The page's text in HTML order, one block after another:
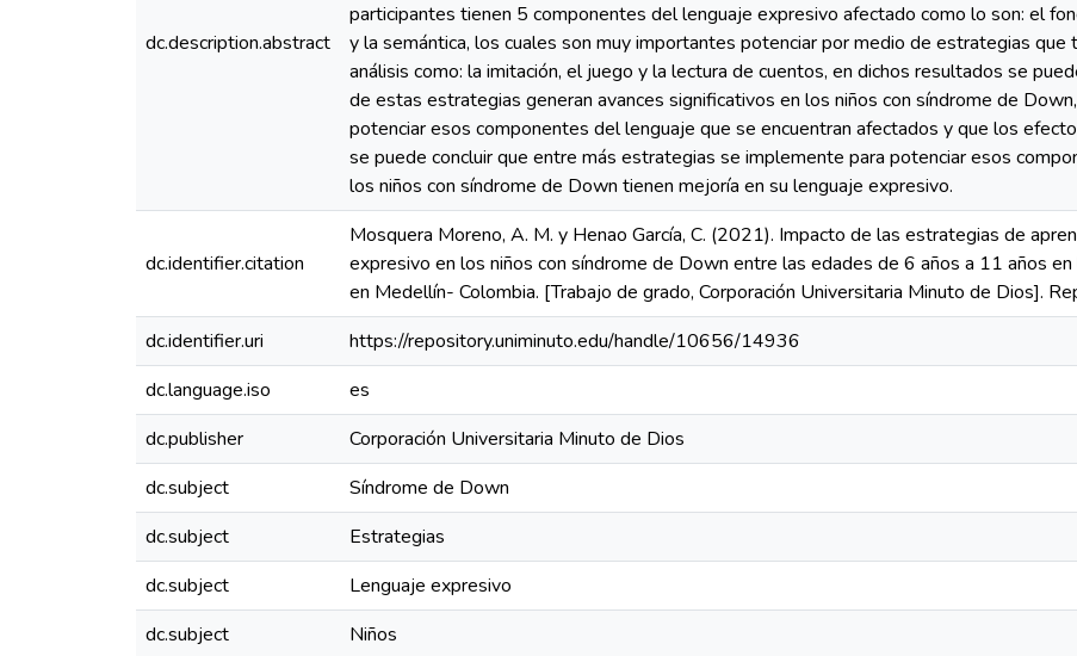
dc.description.abstract
participantes tienen 5 componentes del lenguaje expresivo afectado como lo son: el
y la semántica, los cuales son muy importantes potenciar por medio de estrategias
análisis como: la imitación, el juego y la lectura de cuentos, en dichos resultados se
de estas estrategias generan avances significativos en los niños con síndrome de
potenciar esos componentes del lenguaje que se encuentran afectados y que los
se puede concluir que entre más estrategias se implemente para potenciar esos
los niños con síndrome de Down tienen mejoría en su lenguaje expresivo.
dc.identifier.citation
Mosquera Moreno, A. M. y Henao García, C. (2021). Impacto de las estrategias de
expresivo en los niños con síndrome de Down entre las edades de 6 años a 11 años
en Medellín- Colombia. [Trabajo de grado, Corporación Universitaria Minuto de Dios].
dc.identifier.uri
https://repository.uniminuto.edu/handle/10656/14936
dc.language.iso
es
dc.publisher
Corporación Universitaria Minuto de Dios
dc.subject
Síndrome de Down
dc.subject
Estrategias
dc.subject
Lenguaje expresivo
dc.subject
Niños